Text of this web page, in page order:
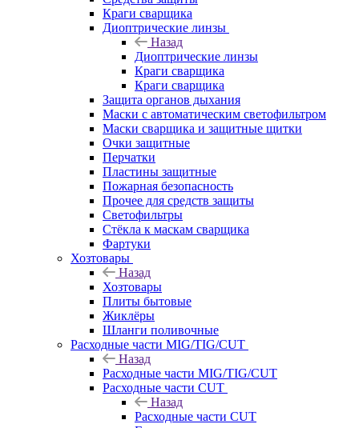
Краги сварщика
Диоптрические линзы
Назад
Диоптрические линзы
Краги сварщика
Краги сварщика
Защита органов дыхания
Маски с автоматическим светофильтром
Маски сварщика и защитные щитки
Очки защитные
Перчатки
Пластины защитные
Пожарная безопасность
Прочее для средств защиты
Светофильтры
Стёкла к маскам сварщика
Фартуки
Хозтовары
Назад
Хозтовары
Плиты бытовые
Жиклёры
Шланги поливочные
Расходные части MIG/TIG/CUT
Назад
Расходные части MIG/TIG/CUT
Расходные части CUT
Назад
Расходные части CUT